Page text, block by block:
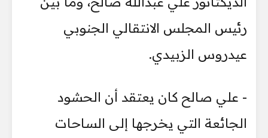
رئيس المجلس الانتقالي الجنوبي
عيدروس الزبيدي.
- علي صالح كان يعتقد أن الحشود
الجائعة التي يخرجها إلى الساحات